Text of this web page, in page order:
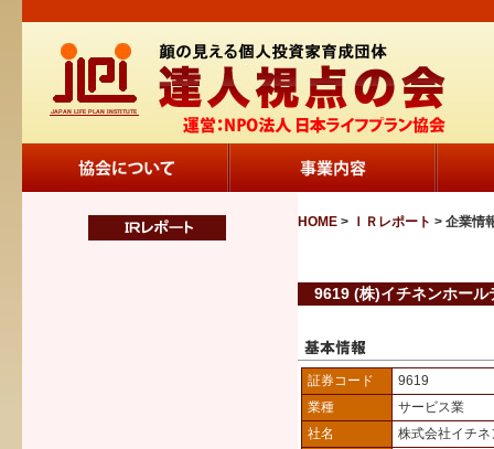
HOME > ＩＲレポート > 企業情
9619 (株)イチネンホール
証券コード
9619
業種
サービス業
社名
株式会社イチ